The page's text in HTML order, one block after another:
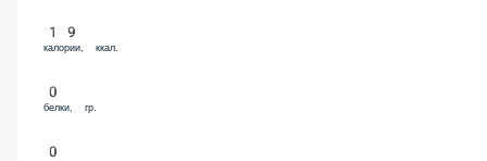
19
калории, ккал.
0
белки, гр.
0